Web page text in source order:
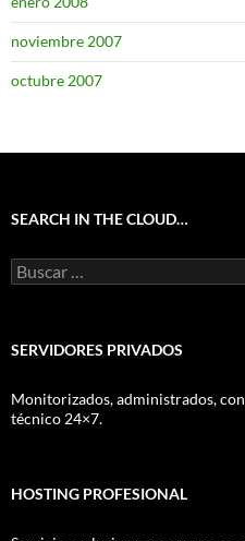
noviembre 2007
octubre 2007
SEARCH IN THE CLOUD…
Buscar:
SERVIDORES PRIVADOS
Monitorizados, administrados,
técnico 24×7.
HOSTING PROFESIONAL